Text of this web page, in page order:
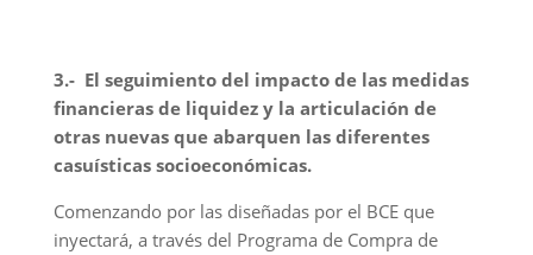
3.- El seguimiento del impacto de las medidas
financieras de liquidez y la articulación de
otras nuevas que abarquen las diferentes
casuísticas socioeconómicas.
Comenzando por las diseñadas por el BCE que
inyectará, a través del Programa de Compra de